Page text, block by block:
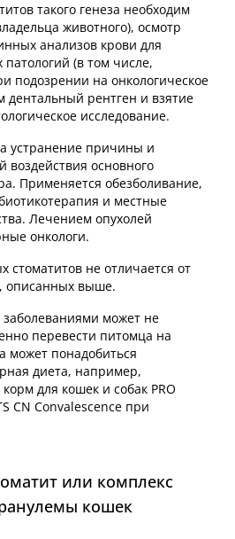
такого генеза необходим
животного), осмотр
анализов крови для
(в том числе,
подозрении на онкологическое
дентальный рентген и взятие
исследование.
устранение причины и
воздействия основного
Применяется обезболивание,
и местные
Лечением опухолей
онкологи.
стоматитов не отличается от
описанных выше.
может не
перевести питомца на
может понадобиться
диета, например,
для кошек и собак PRO
CN Convalescence при
или комплекс
кошек